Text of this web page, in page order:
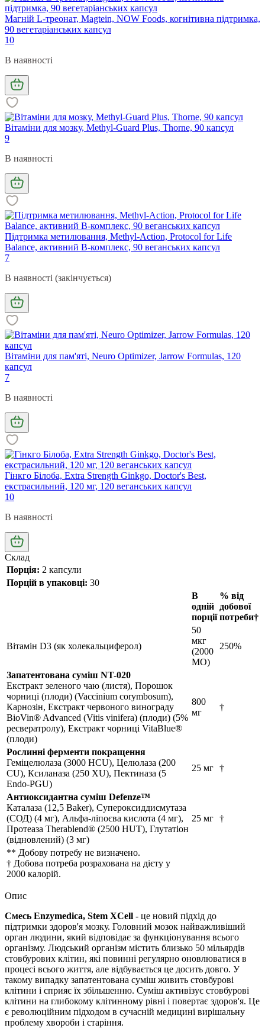
Магній L-треонат, Magtein, NOW Foods, когнітивна підтримка,
90 вегетаріанських капсул
10
В наявності
Вітаміни для мозку, Methyl-Guard Plus, Thorne, 90 капсул
9
В наявності
Підтримка метилювання, Methyl-Action, Protocol for Life
Balance, активний В-комплекс, 90 веганських капсул
7
В наявності (закінчується)
Вітаміни для пам'яті, Neuro Optimizer, Jarrow Formulas, 120
капсул
7
В наявності
Гінкго Білоба, Extra Strength Ginkgo, Doctor's Best,
екстрасильний, 120 мг, 120 веганських капсул
10
В наявності
Склад
Порція: 2 капсули
Порцій в упаковці: 30
В
одній
порції
% від
добової
потреби†
Вітамін D3 (як холекальциферол)
50
мкг
(2000
МО)
250%
Запатентована суміш NT-020
Екстракт зеленого чаю (листя), Порошок
чорниці (плоди) (Vaccinium corymbosum),
Карнозін, Екстракт червоного винограду
BioVin® Advanced (Vitis vinifera) (плоди) (5%
ресвератролу), Екстракт чорниці VitaBlue®
(плоди)
800
мг
†
Рослинні ферменти покращення
Геміцелюлаза (3000 HCU), Целюлаза (200
CU), Ксиланаза (250 XU), Пектиназа (5
Endo-PGU)
25 мг †
Антиоксидантна суміш Defenze™
Каталаза (12,5 Baker), Супероксиддисмутаза
(СОД) (4 мг), Альфа-ліпоєва кислота (4 мг),
Протеаза Therablend® (2500 HUT), Глутатіон
(відновлений) (3 мг)
25 мг †
** Добову потребу не визначено.
† Добова потреба розрахована на дієту у
2000 калорій.
Опис
Cмесь Enzymedica, Stem XCell - це новий підхід до
підтримки здоров'я мозку. Головний мозок найважливіший
орган людини, який відповідає за функціонування всього
організму. Людський організм містить близько 50 мільярдів
стовбурових клітин, які повинні регулярно оновлюватися в
процесі всього життя, але відбувається це досить довго. У
такому випадку запатентована суміш живить стовбурові
клітини і сприяє їх збільшенню. Суміш активізує стовбурові
клітини на глибокому клітинному рівні і повертає здоров'я. Це
є революційним підходом в сучасній медицині вирішальну
проблему хвороби і старіння.